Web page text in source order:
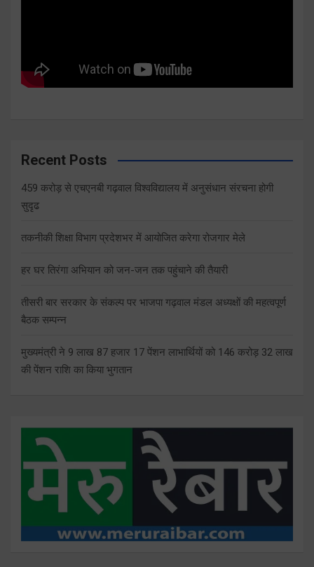
Recent Posts
459 करोड़ से एचएनबी गढ़वाल विश्वविद्यालय में अनुसंधान संरचना होगी
सुदृढ
तकनीकी शिक्षा विभाग प्रदेशभर में आयोजित करेगा रोजगार मेले
हर घर तिरंगा अभियान को जन-जन तक पहुंचाने की तैयारी
तीसरी बार सरकार के संकल्प पर भाजपा गढ़वाल मंडल अध्यक्षों की महत्वपूर्ण
बैठक सम्पन्न
मुख्यमंत्री ने 9 लाख 87 हजार 17 पेंशन लाभार्थियों को 146 करोड़ 32 लाख
की पेंशन राशि का किया भुगतान